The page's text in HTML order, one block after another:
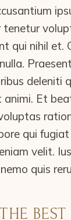
tenetur
qui nihil et.
deleniti
Et
qui
velit.
quis